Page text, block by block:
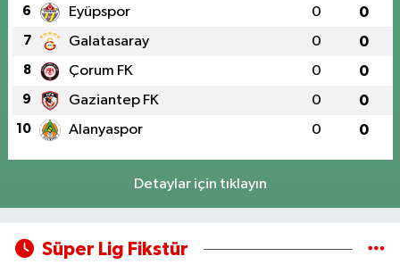
6 Eyüpspor 0 0
7 Galatasaray 0 0
8 Çorum FK 0 0
9 Gaziantep FK 0 0
10 Alanyaspor 0 0
Detaylar için tıklayın
Süper Lig Fikstür